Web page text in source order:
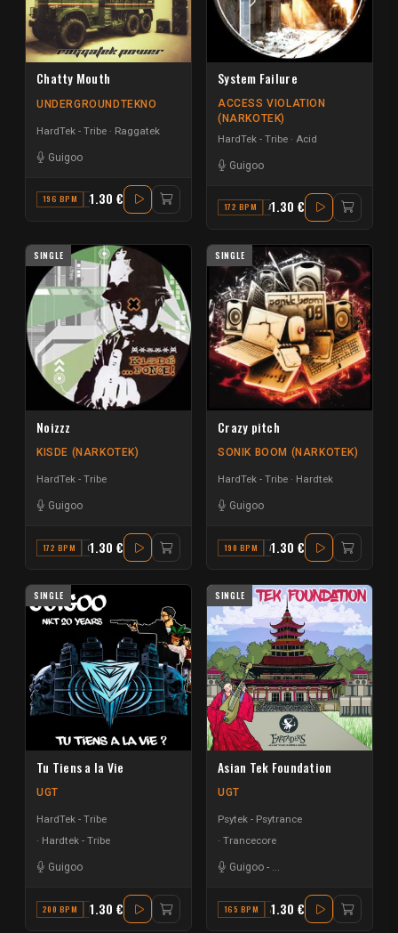
Chatty Mouth
UNDERGROUNDTEKNO
HardTek - Tribe Raggatek
Guigoo
196 BPM A#1.30 €
System Failure
ACCESS VIOLATION
(NARKOTEK)
HardTek - Tribe
Acid
Guigoo
172 BPM A#1.30 €
SINGLE
Noizzz
KISDE (NARKOTEK)
HardTek - Tribe
Guigoo
172 BPM G1.30 €
SINGLE
Crazy pitch
SONIK BOOM (NARKOTEK)
HardTek - Tribe Hardtek
Guigoo
190 BPM A1.30 €
SINGLE
Tu Tiens a la Vie
UGT
HardTek - Tribe
Hardtek - Tribe
Guigoo
200 BPM D1.30 €
SINGLE
Asian Tek Foundation
UGT
Psytek - Psytrance
Trancecore
Guigoo - Mat Weasel busters
165 BPM A# MINOR
1.30 €